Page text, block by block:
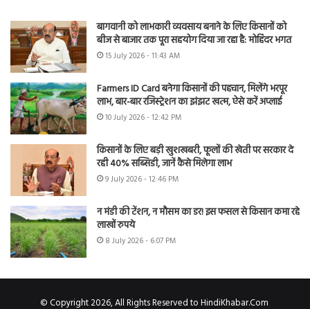
बागवानी को लाभकारी व्यवसाय बनाने के लिए किसानों को
बीज से बाजार तक पूरा सहयोग दिया जा रहा है: मोहिंदर भगत
15 July 2026 - 11:43 AM
Farmers ID Card बनेगा किसानों की पहचान, मिलेंगे भरपूर
लाभ, बार-बार रजिस्ट्रेशन का झंझट खत्म, ऐसे करें अप्लाई
10 July 2026 - 12:42 PM
किसानों के लिए बड़ी खुशखबरी, फूलों की खेती पर सरकार दे
रही 40% सब्सिडी, जानें कैसे मिलेगा लाभ
9 July 2026 - 12:46 PM
न मंडी की टेंशन, न मौसम का डर! इस फसल से किसान कमा रहे
लाखों रुपये
8 July 2026 - 6:07 PM
© Copyright 2026, All Rights Reserved to HindiKhabar.Com